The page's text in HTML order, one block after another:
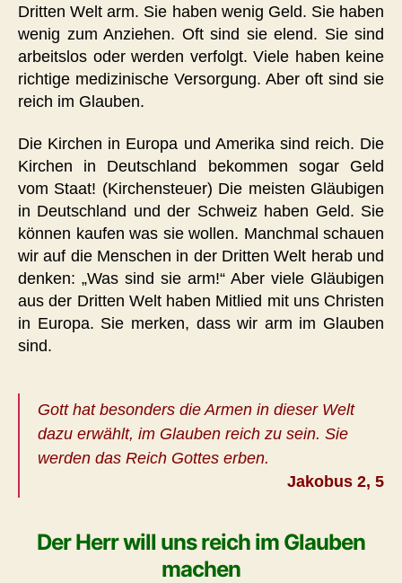
Dritten Welt arm. Sie haben wenig Geld. Sie haben
wenig zum Anziehen. Oft sind sie elend. Sie sind
arbeitslos oder werden verfolgt. Viele haben keine
richtige medizinische Versorgung. Aber oft sind sie
reich im Glauben.
Die Kirchen in Europa und Amerika sind reich. Die
Kirchen in Deutschland bekommen sogar Geld
vom Staat! (Kirchensteuer) Die meisten Gläubigen
in Deutschland und der Schweiz haben Geld. Sie
können kaufen was sie wollen. Manchmal schauen
wir auf die Menschen in der Dritten Welt herab und
denken: „Was sind sie arm!“ Aber viele Gläubigen
aus der Dritten Welt haben Mitlied mit uns Christen
in Europa. Sie merken, dass wir arm im Glauben
sind.
Gott hat besonders die Armen in dieser Welt
dazu erwählt, im Glauben reich zu sein. Sie
werden das Reich Gottes erben.
Jakobus 2, 5
Der Herr will uns reich im Glauben
machen